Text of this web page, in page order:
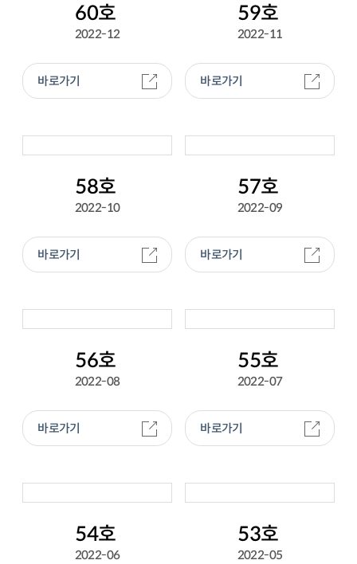
60호
2022-12
바로가기
59호
2022-11
바로가기
58호
2022-10
바로가기
57호
2022-09
바로가기
56호
2022-08
바로가기
55호
2022-07
바로가기
54호
2022-06
53호
2022-05